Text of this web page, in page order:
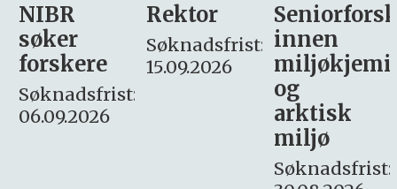
Rektor
Søknadsfrist:
15.09.2026
Seniorforsker
innen
miljøkjemi
søker
– fast
Søknadsfrist:
16. august.